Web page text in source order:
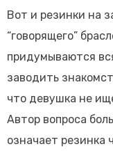
Вот и резинки на
“говорящего”
придумываются
заводить
что девушка не
Автор вопроса
означает резинка